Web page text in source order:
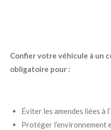
Confier votre véhicule à un
obligatoire pour :
Éviter les amendes liées à
Protéger l’environnement